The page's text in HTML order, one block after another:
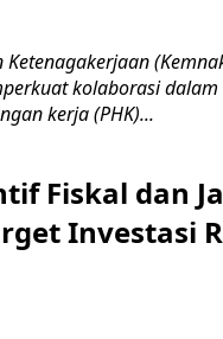
Ketenagakerjaan
kolaborasi
kerja (PHK)...
Fiskal dan
Investasi